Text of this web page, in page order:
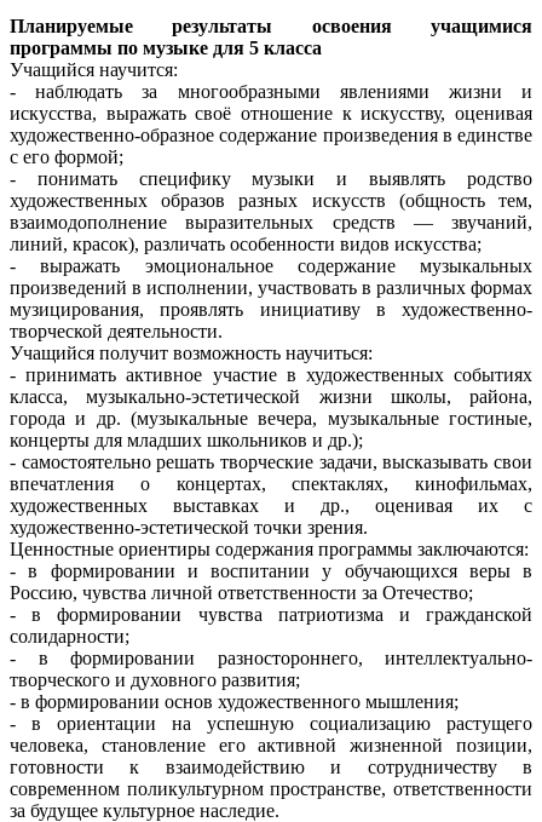
Планируемые результаты освоения учащимися
программы по музыке для 5 класса
Учащийся научится:
- наблюдать за многообразными явлениями жизни и
искусства, выражать своё отношение к искусству, оценивая
художественно-образное содержание произведения в единстве
с его формой;
- понимать специфику музыки и выявлять родство
художественных образов разных искусств (общность тем,
взаимодополнение выразительных средств — звучаний,
линий, красок), различать особенности видов искусства;
- выражать эмоциональное содержание музыкальных
произведений в исполнении, участвовать в различных формах
музицирования, проявлять инициативу в художественно-
творческой деятельности.
Учащийся получит возможность научиться:
- принимать активное участие в художественных событиях
класса, музыкально-эстетической жизни школы, района,
города и др. (музыкальные вечера, музыкальные гостиные,
концерты для младших школьников и др.);
- самостоятельно решать творческие задачи, высказывать свои
впечатления о концертах, спектаклях, кинофильмах,
художественных выставках и др., оценивая их с
художественно-эстетической точки зрения.
Ценностные ориентиры содержания программы заключаются:
- в формировании и воспитании у обучающихся веры в
Россию, чувства личной ответственности за Отечество;
- в формировании чувства патриотизма и гражданской
солидарности;
- в формировании разностороннего, интеллектуально-
творческого и духовного развития;
- в формировании основ художественного мышления;
- в ориентации на успешную социализацию растущего
человека, становление его активной жизненной позиции,
готовности к взаимодействию и сотрудничеству в
современном поликультурном пространстве, ответственности
за будущее культурное наследие.